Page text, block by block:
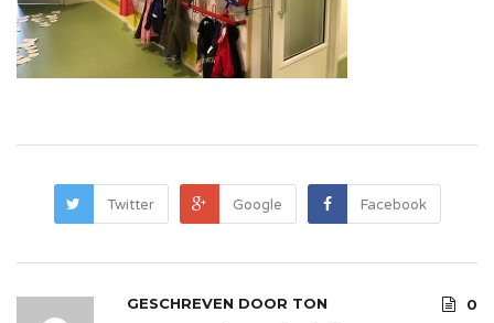
Twitter Google Facebook
GESCHREVEN DOOR TON
0